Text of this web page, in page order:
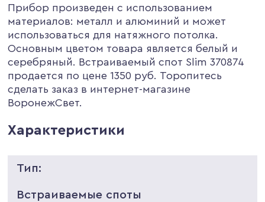
Прибор произведен с использованием
материалов: металл и алюминий и может
использоваться для натяжного потолка.
Основным цветом товара является белый и
серебряный. Встраиваемый спот Slim 370874
продается по цене 1350 руб. Торопитесь
сделать заказ в интернет-магазине
ВоронежСвет.
Характеристики
Тип:
Встраиваемые споты